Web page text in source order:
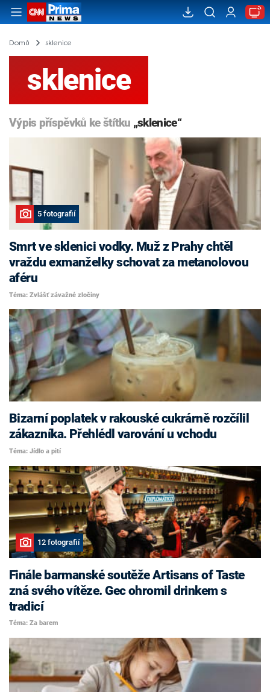
Domů sklenice
sklenice
Výpis příspěvků ke štítku „sklenice“
5 fotografií
Smrt ve sklenici vodky. Muž z Prahy chtěl
vraždu exmanželky schovat za metanolovou
aféru
Téma: Zvlášť závažné zločiny
Bizarní poplatek v rakouské cukrárně rozčílil
zákazníka. Přehlédl varování u vchodu
Téma: Jídlo a pití
12 fotografií
Finále barmanské soutěže Artisans of Taste
zná svého vítěze. Gec ohromil drinkem s
tradicí
Téma: Za barem